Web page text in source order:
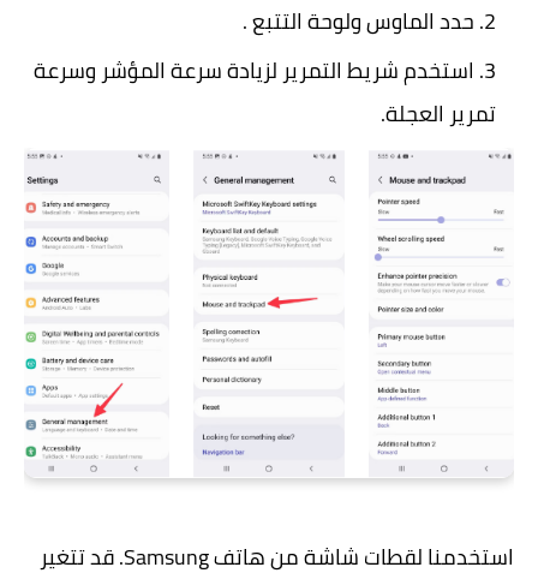
حدد الماوس ولوحة التتبع .
استخدم شريط التمرير لزيادة سرعة المؤشر وسرعة
تمرير العجلة.
استخدمنا لقطات شاشة من هاتف Samsung. قد تتغير